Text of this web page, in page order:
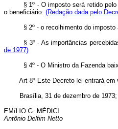
§ 1º - O imposto será retido
o beneficiário. (Redação dada pelo
§ 2º - o recolhimento do
§ 3º - As importâncias
de 1977)
§ 4º - O Ministro da Fazenda
Art 8º Este Decreto-lei entrará em
Brasília, 31 de dezembro de 1973;
EMíLIO G. MÉDICI
Antônio Delfim Netto